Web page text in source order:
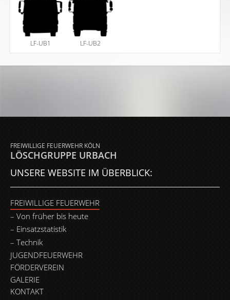
LF-UB1 LF-UB2
FREIWILLIGE FEUERWEHR KÖLN
LÖSCHGRUPPE URBACH
UNSERE WEBSITE IM ÜBERBLICK:
FREIWILLIGE FEUERWEHR
Von früher bis heute
Einsatzstatistik
Technik
JUGENDFEUERWEHR
FÖRDERVEREIN
GALERIE
KONTAKT